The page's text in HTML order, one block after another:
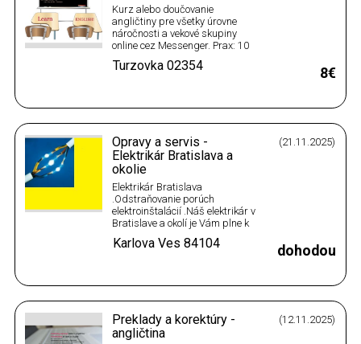
Kurz alebo doučovanie
angličtiny pre všetky úrovne
náročnosti a vekové skupiny
online cez Messenger. Prax: 10
rokov praxe vo vyučovaní AJ na
základnej a strednej škole
potrebami, ako napr. dysgrafia,
8€
Turzovka 02354
Opravy a servis -
Elektrikár Bratislava a
okolie
(21.11.2025)
Elektrikár Bratislava
.Odstraňovanie porúch
elektroinštalácií .Náš elektrikár v
Bratislave a okolí je Vám plne k
dispozícií,ak potrebujete
posunúť zásuvku vypínač .
práce .Opravy a montáž
.Rôzne…
dohodou
Karlova Ves 84104
Preklady a korektúry -
angličtina
(12.11.2025)